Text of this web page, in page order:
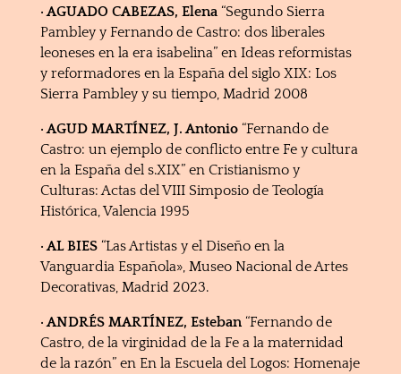
· AGUADO CABEZAS, Elena “Segundo Sierra
Pambley y Fernando de Castro: dos liberales
leoneses en la era isabelina” en Ideas reformistas
y reformadores en la España del siglo XIX: Los
Sierra Pambley y su tiempo, Madrid 2008
· AGUD MARTÍNEZ, J. Antonio“Fernando de
Castro: un ejemplo de conflicto entre Fe y cultura
en la España del s.XIX” en Cristianismo y
Culturas: Actas del VIII Simposio de Teología
Histórica, Valencia 1995
· AL BIES “Las Artistas y el Diseño en la
Vanguardia Española», Museo Nacional de Artes
Decorativas, Madrid 2023.
· ANDRÉS MARTÍNEZ, Esteban “Fernando de
Castro, de la virginidad de la Fe a la maternidad
de la razón” en En la Escuela del Logos: Homenaje